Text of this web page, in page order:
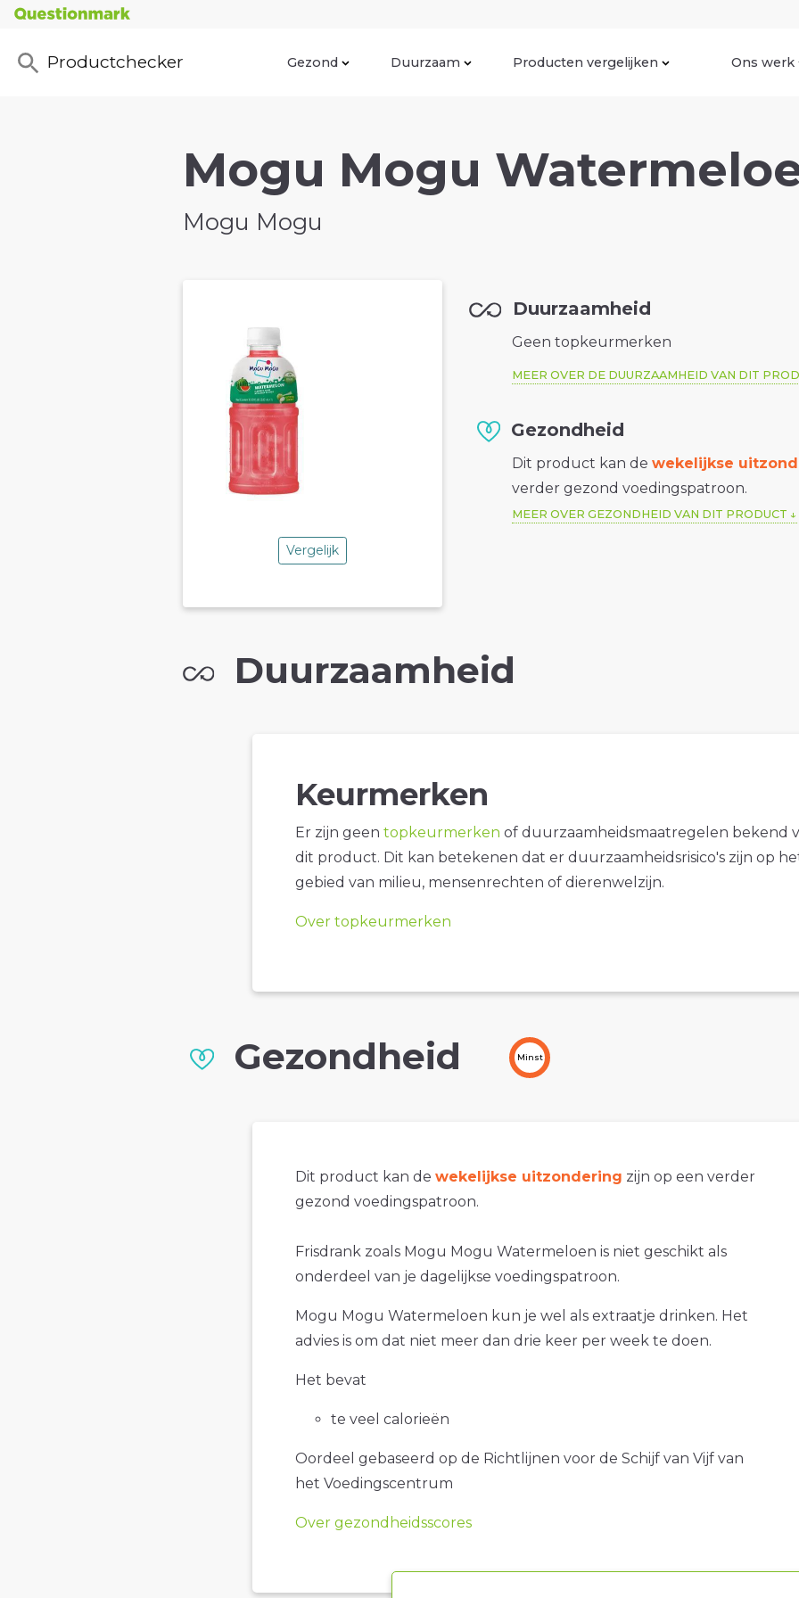
Productchecker Gezond Duurzaam Producten vergelijken Ons werk
Mogu Mogu
Mogu Mogu
Vergelijk
Duurzaamheid
Geen topkeurmerken
MEER OVER DE DUURZAAMHEID VAN DIT
Gezondheid
Dit product kan dewekelijkse
verder gezond voedingspatroon.
MEER OVER GEZONDHEID VAN DIT PRODUCT
Duurzaamheid
Keurmerken
Er zijn geen topkeurmerken of duurzaamheidsmaatregelen bekend
dit product. Dit kan betekenen dat er duurzaamheidsrisico's zijn op
gebied van milieu, mensenrechten of dierenwelzijn.
Over topkeurmerken
Gezondheid Minst
Dit product kan de wekelijkse uitzondering zijn op een verder
gezond voedingspatroon.
Frisdrank zoals Mogu Mogu Watermeloen is niet geschikt als
onderdeel van je dagelijkse voedingspatroon.
Mogu Mogu Watermeloen kun je wel als extraatje drinken. Het
advies is om dat niet meer dan drie keer per week te doen.
Het bevat
te veel calorieën
Oordeel gebaseerd op de Richtlijnen voor de Schijf van Vijf van
het Voedingscentrum
Over gezondheidsscores